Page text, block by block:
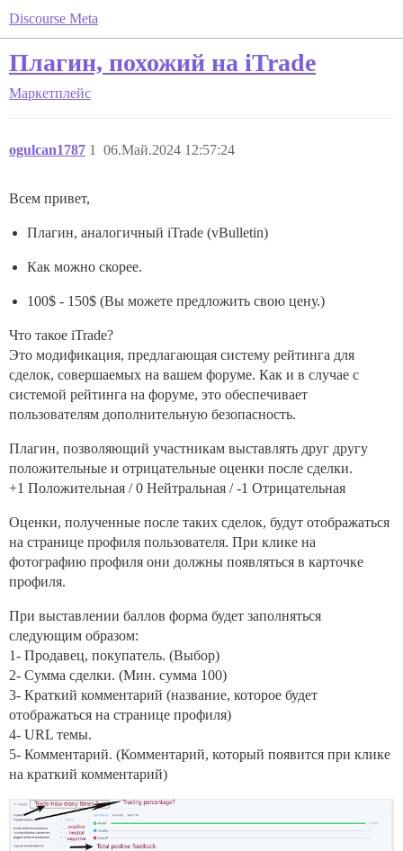
Discourse Meta
Плагин, похожий на iTrade
Маркетплейс
ogulcan1787 06.Май.2024 12:57:24
1
Всем привет,
Плагин, аналогичный iTrade (vBulletin)
Как можно скорее.
100$ - 150$ (Вы можете предложить свою цену.)
Что такое iTrade?
Это модификация, предлагающая систему рейтинга для
сделок, совершаемых на вашем форуме. Как и в случае с
системой рейтинга на форуме, это обеспечивает
пользователям дополнительную безопасность.
Плагин, позволяющий участникам выставлять друг другу
положительные и отрицательные оценки после сделки.
+1 Положительная / 0 Нейтральная / -1 Отрицательная
Оценки, полученные после таких сделок, будут отображаться
на странице профиля пользователя. При клике на
фотографию профиля они должны появляться в карточке
профиля.
При выставлении баллов форма будет заполняться
следующим образом:
1- Продавец, покупатель. (Выбор)
2- Сумма сделки. (Мин. сумма 100)
3- Краткий комментарий (название, которое будет
отображаться на странице профиля)
4- URL темы.
5- Комментарий. (Комментарий, который появится при клике
на краткий комментарий)